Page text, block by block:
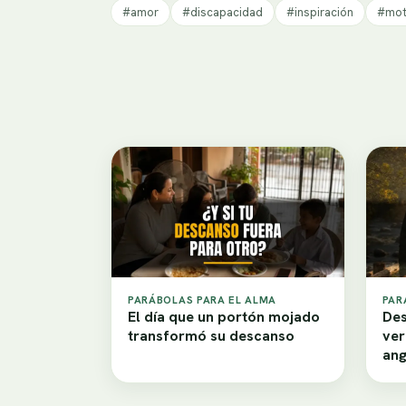
#amor #discapacidad #inspiración
PARÁBOLAS PARA EL ALMA
El día que un portón mojado
transformó su descanso